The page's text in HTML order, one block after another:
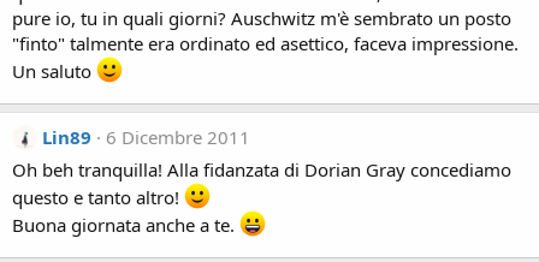
pure io, tu in quali giorni? Auschwitz m'è sembrato un posto
"finto" talmente era ordinato ed asettico, faceva impressione.
Un saluto
Lin89
6 Dicembre 2011
Oh beh tranquilla! Alla fidanzata di Dorian Gray concediamo
questo e tanto altro!
Buona giornata anche a te.